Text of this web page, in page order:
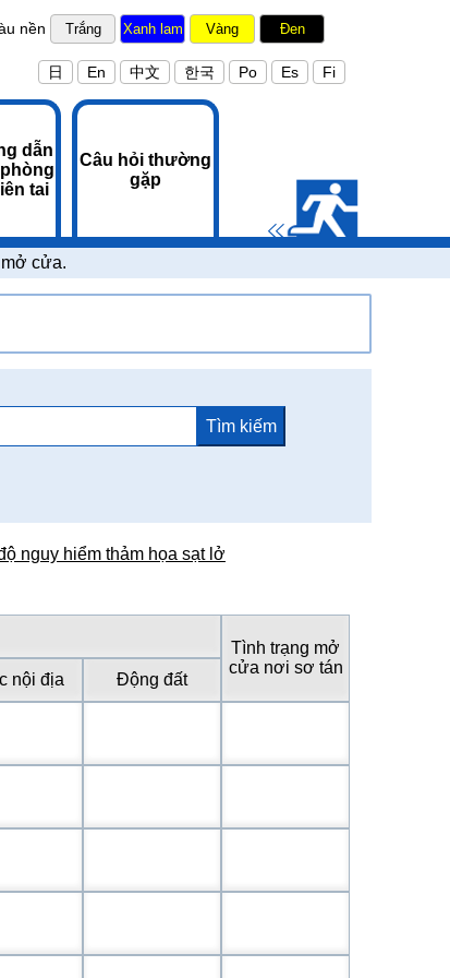
nền Trắng Xanh lam Vàng Đen
日 En 中文 한국 Po Es Fi
dẫn
tai
Câu hỏi thường
gặp
cửa.
nguy hiểm thảm họa sạt lở
Tình trạng mở
cửa nơi sơ tán
nội địa Động đất